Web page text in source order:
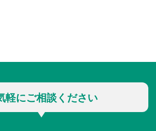
軽にご相談ください